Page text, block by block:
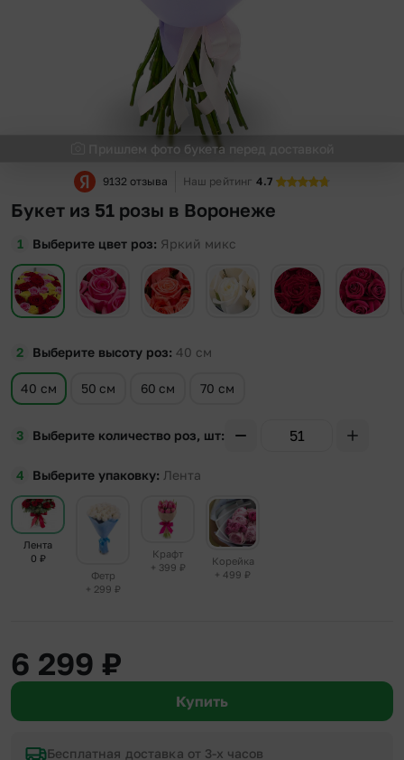
Пришлем фото букета перед доставкой
9132 отзыва Наш рейтинг 4.7
Букет из 51 розы в Воронеже
Выберите цвет роз Яркий микс
Выберите высоту роз 40 см
40 см 50 см 60 см 70 см
Выберите количество роз, шт
Выберите упаковку Лента
Лента
0 ₽
Фетр
+ 299 ₽
Крафт
+ 399 ₽
Корейка
+ 499 ₽
6 299 ₽
Купить
Бесплатная доставка от 3-х часов